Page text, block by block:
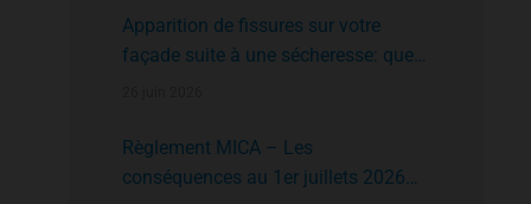
Apparition de fissures sur votre
façade suite à une sécheresse: que
Règlement MICA – Les
conséquences au 1er juillets 2026